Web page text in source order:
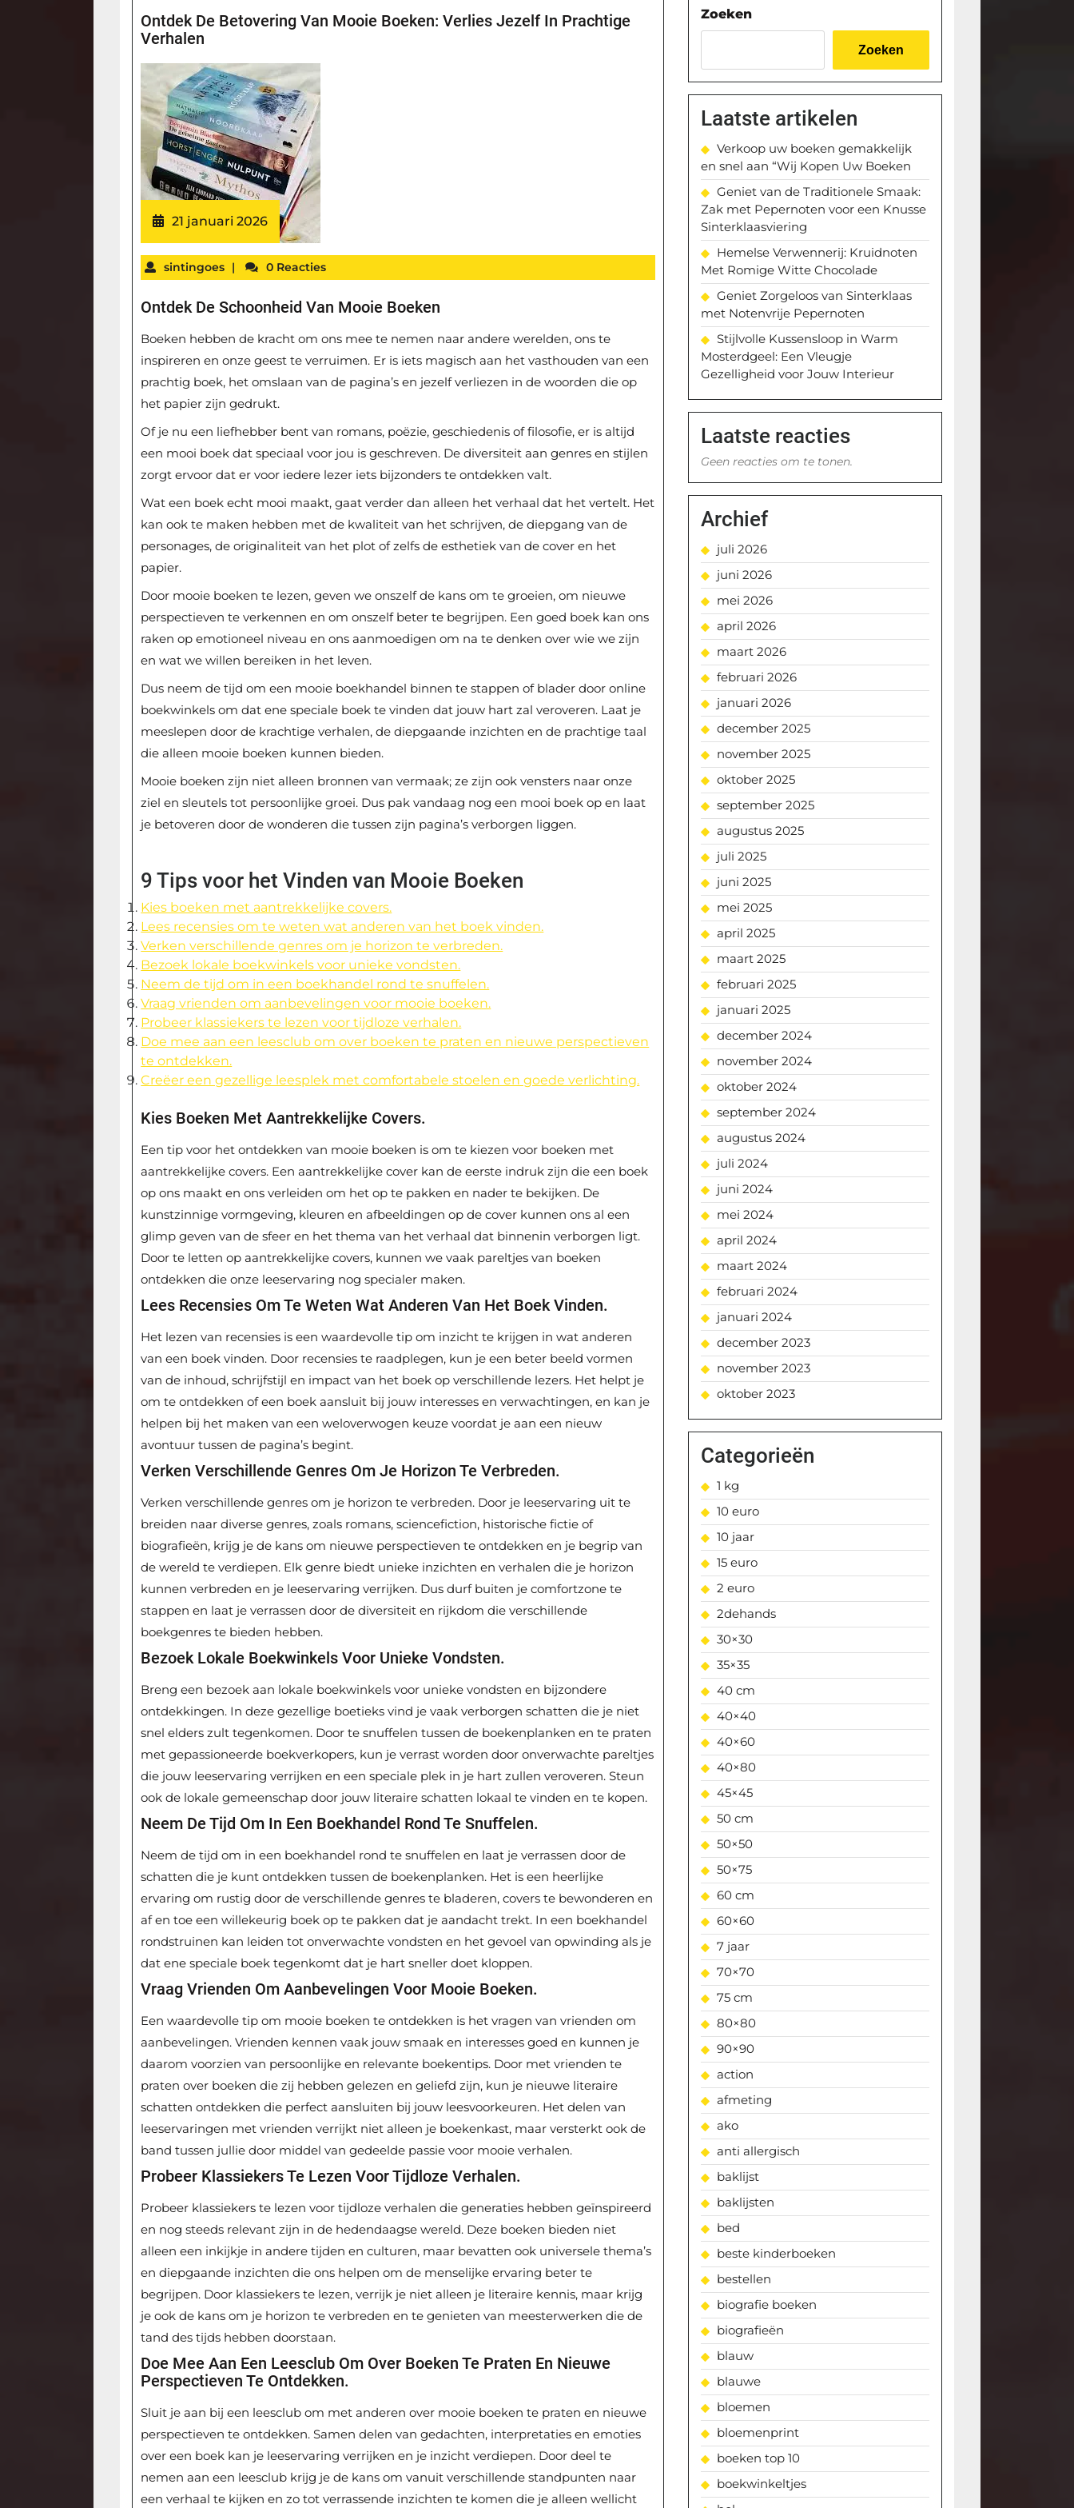
Ontdek De Betovering Van Mooie Boeken: Verlies Jezelf In Prachtige
Verhalen
21 januari 2026
sintingoes | 0 Reacties
Ontdek De Schoonheid Van Mooie Boeken
Boeken hebben de kracht om ons mee te nemen naar andere werelden, ons te
inspireren en onze geest te verruimen. Er is iets magisch aan het vasthouden van een
prachtig boek, het omslaan van de pagina’s en jezelf verliezen in de woorden die op
het papier zijn gedrukt.
Of je nu een liefhebber bent van romans, poëzie, geschiedenis of filosofie, er is altijd
een mooi boek dat speciaal voor jou is geschreven. De diversiteit aan genres en stijlen
zorgt ervoor dat er voor iedere lezer iets bijzonders te ontdekken valt.
Wat een boek echt mooi maakt, gaat verder dan alleen het verhaal dat het vertelt. Het
kan ook te maken hebben met de kwaliteit van het schrijven, de diepgang van de
personages, de originaliteit van het plot of zelfs de esthetiek van de cover en het
papier.
Door mooie boeken te lezen, geven we onszelf de kans om te groeien, om nieuwe
perspectieven te verkennen en om onszelf beter te begrijpen. Een goed boek kan ons
raken op emotioneel niveau en ons aanmoedigen om na te denken over wie we zijn
en wat we willen bereiken in het leven.
Dus neem de tijd om een mooie boekhandel binnen te stappen of blader door online
boekwinkels om dat ene speciale boek te vinden dat jouw hart zal veroveren. Laat je
meeslepen door de krachtige verhalen, de diepgaande inzichten en de prachtige taal
die alleen mooie boeken kunnen bieden.
Mooie boeken zijn niet alleen bronnen van vermaak; ze zijn ook vensters naar onze
ziel en sleutels tot persoonlijke groei. Dus pak vandaag nog een mooi boek op en laat
je betoveren door de wonderen die tussen zijn pagina’s verborgen liggen.
9 Tips voor het Vinden van Mooie Boeken
Kies boeken met aantrekkelijke covers.
Lees recensies om te weten wat anderen van het boek vinden.
Verken verschillende genres om je horizon te verbreden.
Bezoek lokale boekwinkels voor unieke vondsten.
Neem de tijd om in een boekhandel rond te snuffelen.
Vraag vrienden om aanbevelingen voor mooie boeken.
Probeer klassiekers te lezen voor tijdloze verhalen.
Doe mee aan een leesclub om over boeken te praten en nieuwe perspectieven
te ontdekken.
Creëer een gezellige leesplek met comfortabele stoelen en goede verlichting.
Kies Boeken Met Aantrekkelijke Covers.
Een tip voor het ontdekken van mooie boeken is om te kiezen voor boeken met
aantrekkelijke covers. Een aantrekkelijke cover kan de eerste indruk zijn die een boek
op ons maakt en ons verleiden om het op te pakken en nader te bekijken. De
kunstzinnige vormgeving, kleuren en afbeeldingen op de cover kunnen ons al een
glimp geven van de sfeer en het thema van het verhaal dat binnenin verborgen ligt.
Door te letten op aantrekkelijke covers, kunnen we vaak pareltjes van boeken
ontdekken die onze leeservaring nog specialer maken.
Lees Recensies Om Te Weten Wat Anderen Van Het Boek Vinden.
Het lezen van recensies is een waardevolle tip om inzicht te krijgen in wat anderen
van een boek vinden. Door recensies te raadplegen, kun je een beter beeld vormen
van de inhoud, schrijfstijl en impact van het boek op verschillende lezers. Het helpt je
om te ontdekken of een boek aansluit bij jouw interesses en verwachtingen, en kan je
helpen bij het maken van een weloverwogen keuze voordat je aan een nieuw
avontuur tussen de pagina’s begint.
Verken Verschillende Genres Om Je Horizon Te Verbreden.
Verken verschillende genres om je horizon te verbreden. Door je leeservaring uit te
breiden naar diverse genres, zoals romans, sciencefiction, historische fictie of
biografieën, krijg je de kans om nieuwe perspectieven te ontdekken en je begrip van
de wereld te verdiepen. Elk genre biedt unieke inzichten en verhalen die je horizon
kunnen verbreden en je leeservaring verrijken. Dus durf buiten je comfortzone te
stappen en laat je verrassen door de diversiteit en rijkdom die verschillende
boekgenres te bieden hebben.
Bezoek Lokale Boekwinkels Voor Unieke Vondsten.
Breng een bezoek aan lokale boekwinkels voor unieke vondsten en bijzondere
ontdekkingen. In deze gezellige boetieks vind je vaak verborgen schatten die je niet
snel elders zult tegenkomen. Door te snuffelen tussen de boekenplanken en te praten
met gepassioneerde boekverkopers, kun je verrast worden door onverwachte pareltjes
die jouw leeservaring verrijken en een speciale plek in je hart zullen veroveren. Steun
ook de lokale gemeenschap door jouw literaire schatten lokaal te vinden en te kopen.
Neem De Tijd Om In Een Boekhandel Rond Te Snuffelen.
Neem de tijd om in een boekhandel rond te snuffelen en laat je verrassen door de
schatten die je kunt ontdekken tussen de boekenplanken. Het is een heerlijke
ervaring om rustig door de verschillende genres te bladeren, covers te bewonderen en
af en toe een willekeurig boek op te pakken dat je aandacht trekt. In een boekhandel
rondstruinen kan leiden tot onverwachte vondsten en het gevoel van opwinding als je
dat ene speciale boek tegenkomt dat je hart sneller doet kloppen.
Vraag Vrienden Om Aanbevelingen Voor Mooie Boeken.
Een waardevolle tip om mooie boeken te ontdekken is het vragen van vrienden om
aanbevelingen. Vrienden kennen vaak jouw smaak en interesses goed en kunnen je
daarom voorzien van persoonlijke en relevante boekentips. Door met vrienden te
praten over boeken die zij hebben gelezen en geliefd zijn, kun je nieuwe literaire
schatten ontdekken die perfect aansluiten bij jouw leesvoorkeuren. Het delen van
leeservaringen met vrienden verrijkt niet alleen je boekenkast, maar versterkt ook de
band tussen jullie door middel van gedeelde passie voor mooie verhalen.
Probeer Klassiekers Te Lezen Voor Tijdloze Verhalen.
Probeer klassiekers te lezen voor tijdloze verhalen die generaties hebben geïnspireerd
en nog steeds relevant zijn in de hedendaagse wereld. Deze boeken bieden niet
alleen een inkijkje in andere tijden en culturen, maar bevatten ook universele thema’s
en diepgaande inzichten die ons helpen om de menselijke ervaring beter te
begrijpen. Door klassiekers te lezen, verrijk je niet alleen je literaire kennis, maar krijg
je ook de kans om je horizon te verbreden en te genieten van meesterwerken die de
tand des tijds hebben doorstaan.
Doe Mee Aan Een Leesclub Om Over Boeken Te Praten En Nieuwe
Perspectieven Te Ontdekken.
Sluit je aan bij een leesclub om met anderen over mooie boeken te praten en nieuwe
perspectieven te ontdekken. Samen delen van gedachten, interpretaties en emoties
over een boek kan je leeservaring verrijken en je inzicht verdiepen. Door deel te
nemen aan een leesclub krijg je de kans om vanuit verschillende standpunten naar
een verhaal te kijken en zo tot verrassende inzichten te komen die je alleen wellicht
Zoeken
Zoeken
Laatste artikelen
Verkoop uw boeken gemakkelijk
en snel aan “Wij Kopen Uw Boeken
Geniet van de Traditionele Smaak:
Zak met Pepernoten voor een Knusse
Sinterklaasviering
Hemelse Verwennerij: Kruidnoten
Met Romige Witte Chocolade
Geniet Zorgeloos van Sinterklaas
met Notenvrije Pepernoten
Stijlvolle Kussensloop in Warm
Mosterdgeel: Een Vleugje
Gezelligheid voor Jouw Interieur
Laatste reacties
Geen reacties om te tonen.
Archief
juli 2026
juni 2026
mei 2026
april 2026
maart 2026
februari 2026
januari 2026
december 2025
november 2025
oktober 2025
september 2025
augustus 2025
juli 2025
juni 2025
mei 2025
april 2025
maart 2025
februari 2025
januari 2025
december 2024
november 2024
oktober 2024
september 2024
augustus 2024
juli 2024
juni 2024
mei 2024
april 2024
maart 2024
februari 2024
januari 2024
december 2023
november 2023
oktober 2023
Categorieën
1 kg
10 euro
10 jaar
15 euro
2 euro
2dehands
30×30
35×35
40 cm
40×40
40×60
40×80
45×45
50 cm
50×50
50×75
60 cm
60×60
7 jaar
70×70
75 cm
80×80
90×90
action
afmeting
ako
anti allergisch
baklijst
baklijsten
bed
beste kinderboeken
bestellen
biografie boeken
biografieën
blauw
blauwe
bloemen
bloemenprint
boeken top 10
boekwinkeltjes